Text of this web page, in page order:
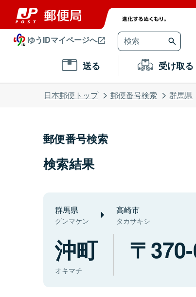
ゆうIDマイページへ
送る 受け取る
日本郵便トップ 郵便番号検索 群馬県
郵便番号検索
検索結果
群馬県
グンマケン
高崎市
タカサキシ
沖町
オキマチ